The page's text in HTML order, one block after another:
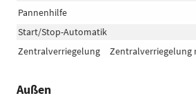
Pannenhilfe
Start/Stop-Automatik
Zentralverriegelung
Zentralverriegelung
Außen